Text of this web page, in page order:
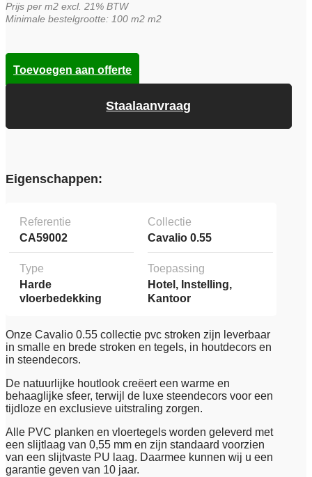
€39,95.
€32,95.
Prijs per m2 excl. 21% BTW
Minimale bestelgrootte: 100 m2 m2
Staalaanvraag
Toevoegen aan offerte
Eigenschappen:
Referentie
CA59002
Collectie
Cavalio 0.55
Type
Harde
vloerbedekking
Toepassing
Hotel, Instelling,
Kantoor
Onze Cavalio 0.55 collectie pvc stroken zijn leverbaar
in smalle en brede stroken en tegels, in houtdecors en
in steendecors.
De natuurlijke houtlook creëert een warme en
behaaglijke sfeer, terwijl de luxe steendecors voor een
tijdloze en exclusieve uitstraling zorgen.
Alle PVC planken en vloertegels worden geleverd met
een slijtlaag van 0,55 mm en zijn standaard voorzien
van een slijtvaste PU laag. Daarmee kunnen wij u een
garantie geven van 10 jaar.